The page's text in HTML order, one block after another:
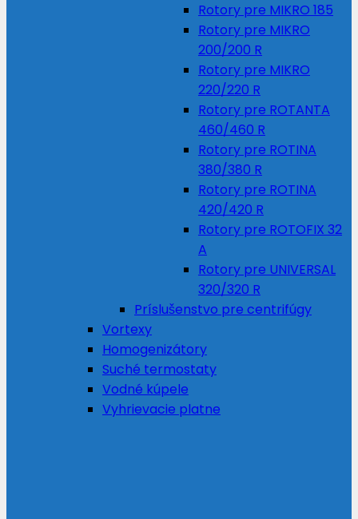
Rotory pre MIKRO 185
Rotory pre MIKRO
200/200 R
Rotory pre MIKRO
220/220 R
Rotory pre ROTANTA
460/460 R
Rotory pre ROTINA
380/380 R
Rotory pre ROTINA
420/420 R
Rotory pre ROTOFIX 32
A
Rotory pre UNIVERSAL
320/320 R
Príslušenstvo pre centrifúgy
Vortexy
Homogenizátory
Suché termostaty
Vodné kúpele
Vyhrievacie platne